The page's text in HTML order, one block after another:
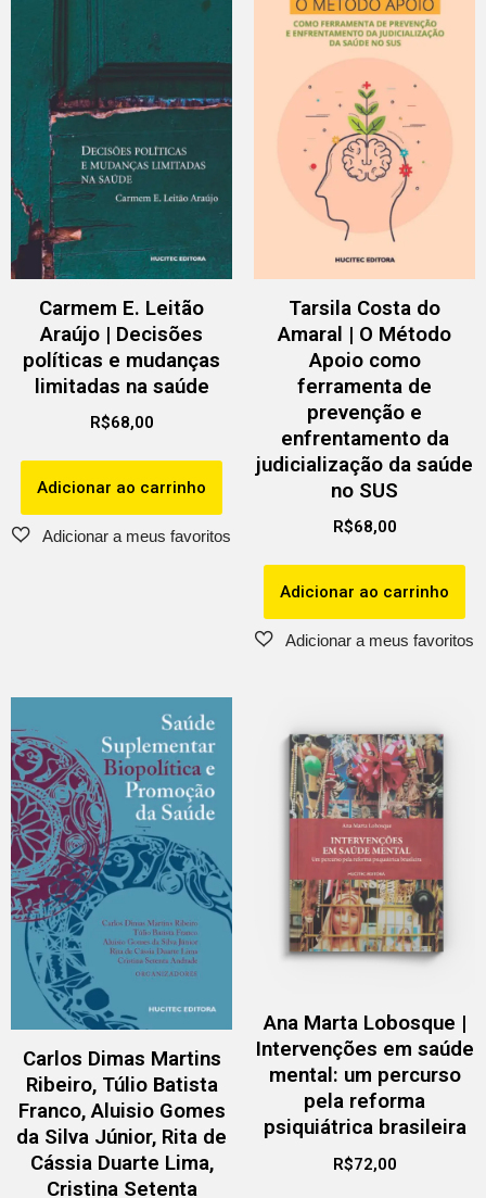
Carmem E. Leitão
Araújo | Decisões
políticas e mudanças
limitadas na saúde
R$68,00
Adicionar ao carrinho
Tarsila Costa do
Amaral | O Método
Apoio como
ferramenta de
prevenção e
enfrentamento da
judicialização da saúde
no SUS
R$68,00
Adicionar ao carrinho
Carlos Dimas Martins
Ribeiro, Túlio Batista
Franco, Aluisio Gomes
da Silva Júnior, Rita de
Cássia Duarte Lima,
Cristina Setenta
Ana Marta Lobosque |
Intervenções em saúde
mental: um percurso
pela reforma
psiquiátrica brasileira
R$72,00